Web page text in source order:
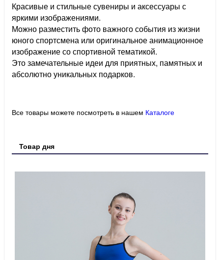
Красивые и стильные сувениры и аксессуары с
яркими изображениями.
Можно разместить фото важного события из жизни
юного спортсмена или оригинальное анимационное
изображение со спортивной тематикой.
Это замечательные идеи для приятных, памятных и
абсолютно уникальных подарков.
Все товары можете посмотреть в нашем Каталоге
Товар дня